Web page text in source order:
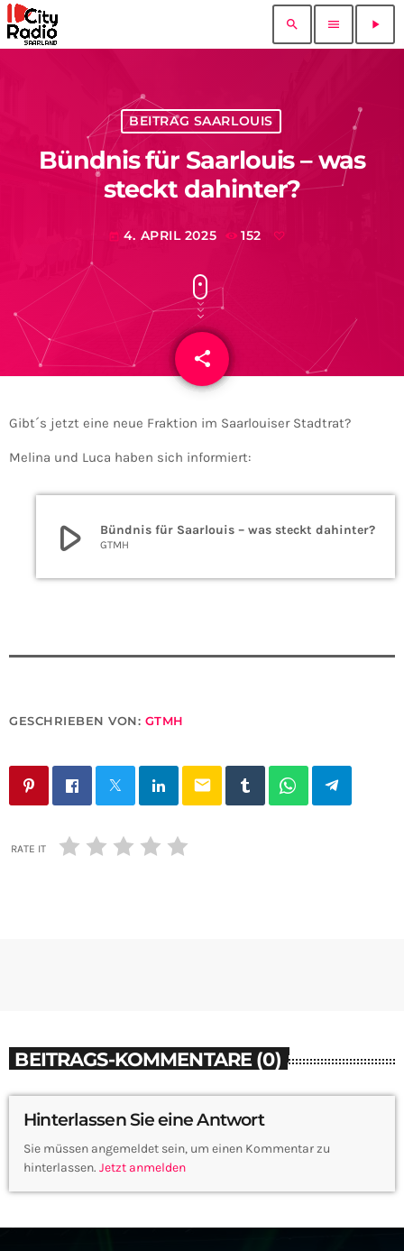
search menu play_arrow
BEITRAG SAARLOUIS
Bündnis für Saarlouis – was
steckt dahinter?
today 4. APRIL 2025 152
share
email
Gibt´s jetzt eine neue Fraktion im Saarlouiser Stadtrat?
Melina und Luca haben sich informiert:
play_arrow Bündnis für Saarlouis – was steckt dahinter?
GTMH
GESCHRIEBEN VON: GTMH
email
RATE IT
BEITRAGS-KOMMENTARE (0)
Hinterlassen Sie eine Antwort
Sie müssen angemeldet sein, um einen Kommentar zu
hinterlassen. Jetzt anmelden